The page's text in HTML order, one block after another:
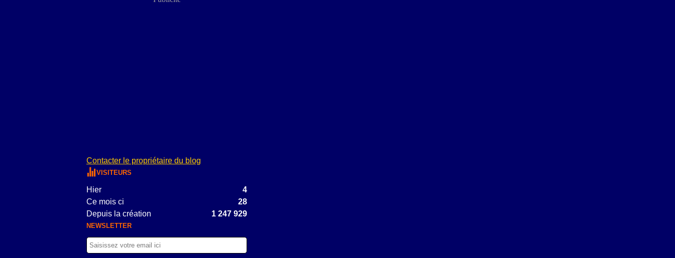
Contacter le propriétaire du blog
VISITEURS
Hier
4
Ce mois ci
28
Depuis la création
1 247 929
NEWSLETTER